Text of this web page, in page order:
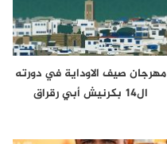
مهرجان صيف الاوداية في دورته
ال14 بكرنيش أبي رقراق